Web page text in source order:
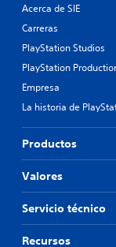
Acerca de SIE
Carreras
PlayStation Studios
PlayStation
Empresa
La historia de
Productos
Valores
Servicio técnico
Recursos